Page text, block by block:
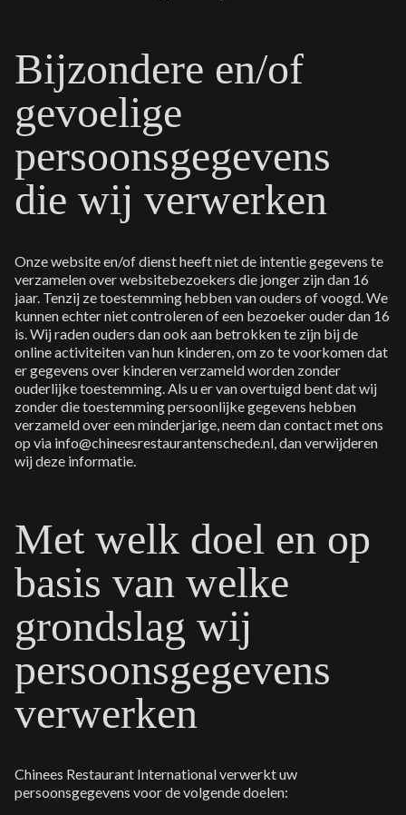
Bijzondere en/of
gevoelige
persoonsgegevens
die wij verwerken
Onze website en/of dienst heeft niet de intentie gegevens te
verzamelen over websitebezoekers die jonger zijn dan 16
jaar. Tenzij ze toestemming hebben van ouders of voogd. We
kunnen echter niet controleren of een bezoeker ouder dan 16
is. Wij raden ouders dan ook aan betrokken te zijn bij de
online activiteiten van hun kinderen, om zo te voorkomen dat
er gegevens over kinderen verzameld worden zonder
ouderlijke toestemming. Als u er van overtuigd bent dat wij
zonder die toestemming persoonlijke gegevens hebben
verzameld over een minderjarige, neem dan contact met ons
op via info@chineesrestaurantenschede.nl, dan verwijderen
wij deze informatie.
Met welk doel en op
basis van welke
grondslag wij
persoonsgegevens
verwerken
Chinees Restaurant International verwerkt uw
persoonsgegevens voor de volgende doelen: